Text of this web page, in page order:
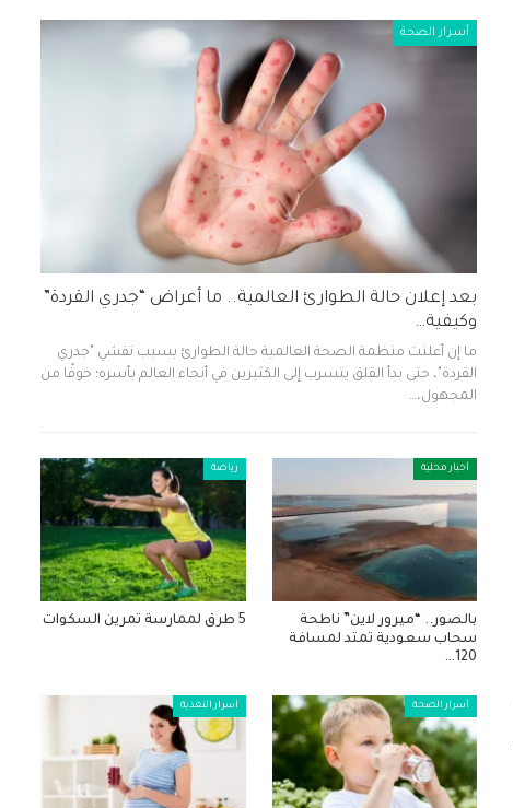
أسرار الصحة
بعد إعلان حالة الطوارئ العالمية.. ما أعراض “جدري القردة”
وكيفية…
ما إن أعلنت منظمة الصحة العالمية حالة الطوارئ بسبب تفشي "جدري
القردة"، حتى بدأ القلق يتسرب إلى الكثيرين في أنحاء العالم بأسره؛ خوفًا من
المجهول،…
أخبار محلية
بالصور.. “ميرور لاين” ناطحة
سحاب سعودية تمتد لمسافة
120…
رياضة
5 طرق لممارسة تمرين السكوات
أسرار الصحة أسرار التغذية